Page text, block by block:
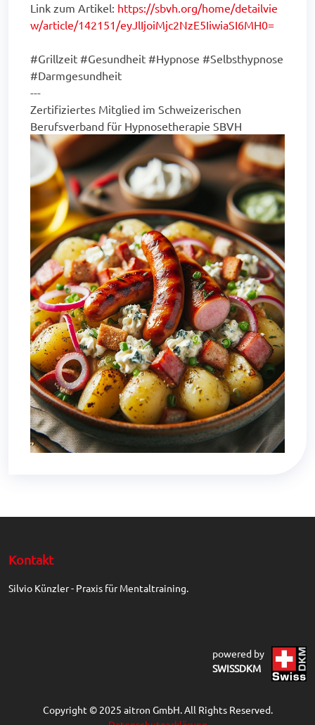
Link zum Artikel: https://sbvh.org/home/detailvie
w/article/142151/eyJlIjoiMjc2NzE5IiwiaSI6MH0=
#Grillzeit #Gesundheit #Hypnose #Selbsthypnose
#Darmgesundheit
---
Zertifiziertes Mitglied im Schweizerischen
Berufsverband für Hypnosetherapie SBVH
Kontakt
Silvio Künzler - Praxis für Mentaltraining.
powered by
SWISSDKM
Copyright © 2025 aitron GmbH. All Rights Reserved.